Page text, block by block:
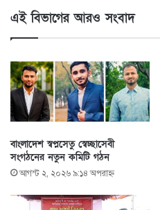
এই বিভাগের আরও সংবাদ
বাংলাদেশ স্বপ্নসেতু স্বেচ্ছাসেবী
সংগঠনের নতুন কমিটি গঠন
আগস্ট ২, ২০২৬ ৯:১৪ অপরাহ্ণ